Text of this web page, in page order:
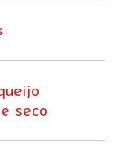
seco